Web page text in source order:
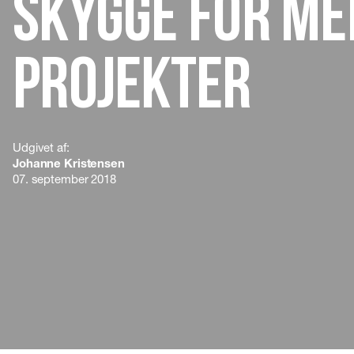
skygge for
projekter
Udgivet af:
Johanne Kristensen
07. september 2018